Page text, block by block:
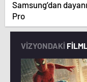
Samsung’dan
Pro
VİZYONDAKİ